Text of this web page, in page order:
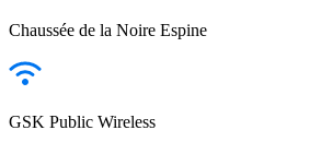
Chaussée de la Noire Espine
GSK Public Wireless